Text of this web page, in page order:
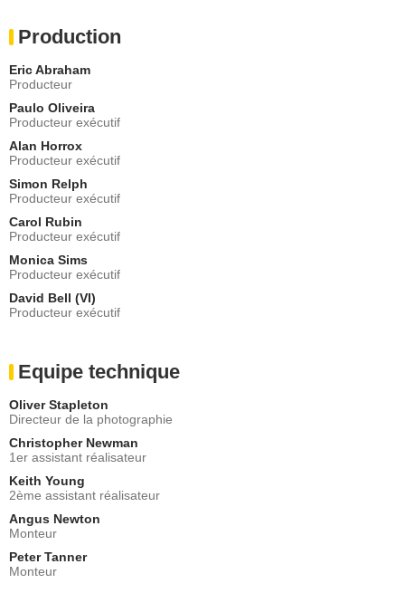
Production
Eric Abraham
Producteur
Paulo Oliveira
Producteur exécutif
Alan Horrox
Producteur exécutif
Simon Relph
Producteur exécutif
Carol Rubin
Producteur exécutif
Monica Sims
Producteur exécutif
David Bell (VI)
Producteur exécutif
Equipe technique
Oliver Stapleton
Directeur de la photographie
Christopher Newman
1er assistant réalisateur
Keith Young
2ème assistant réalisateur
Angus Newton
Monteur
Peter Tanner
Monteur